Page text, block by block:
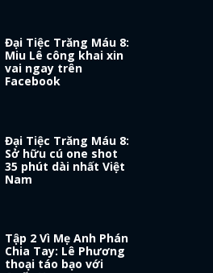
Đại Tiệc Trăng Máu 8:
Miu Lê công khai xin
vai ngay trên
Facebook
Đại Tiệc Trăng Máu 8:
Sở hữu cú one shot
35 phút dài nhất Việt
Nam
Tập 2 Vì Mẹ Anh Phán
Chia Tay: Lê Phương
thoại táo bạo với